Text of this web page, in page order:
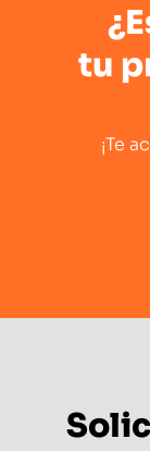
tu
¡Te